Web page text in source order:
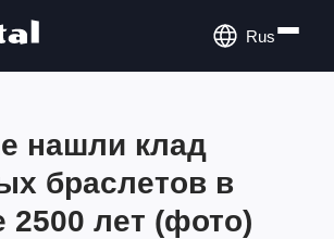
Rus
нашли клад
браслетов в
2500 лет (фото)